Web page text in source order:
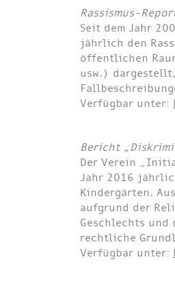
Rassismus-
Seit dem Jahr
jährlich den
öffentlichen
usw.)
Verfügbar unter:
Bericht
Der Verein
Jahr 2016
Kindergärten.
aufgrund der
Geschlechts und
rechtliche
Verfügbar unter: